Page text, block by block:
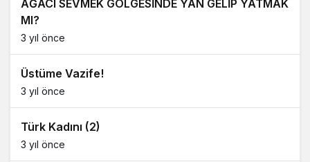
AĞACI SEVMEK GÖLGESİNDE YAN GELİP YATMAK
MI?
3 yıl önce
Üstüme Vazife!
3 yıl önce
Türk Kadını (2)
3 yıl önce